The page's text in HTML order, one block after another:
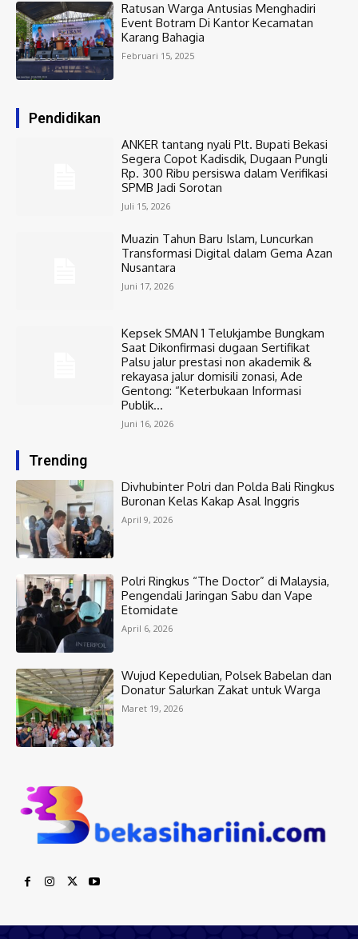
Ratusan Warga Antusias Menghadiri
Event Botram Di Kantor Kecamatan
Karang Bahagia
Februari 15, 2025
Pendidikan
ANKER tantang nyali Plt. Bupati Bekasi
Segera Copot Kadisdik, Dugaan Pungli
Rp. 300 Ribu persiswa dalam Verifikasi
SPMB Jadi Sorotan
Juli 15, 2026
Muazin Tahun Baru Islam, Luncurkan
Transformasi Digital dalam Gema Azan
Nusantara
Juni 17, 2026
Kepsek SMAN 1 Telukjambe Bungkam
Saat Dikonfirmasi dugaan Sertifikat
Palsu jalur prestasi non akademik &
rekayasa jalur domisili zonasi, Ade
Gentong: “Keterbukaan Informasi
Publik...
Juni 16, 2026
Trending
Divhubinter Polri dan Polda Bali Ringkus
Buronan Kelas Kakap Asal Inggris
April 9, 2026
Polri Ringkus “The Doctor” di Malaysia,
Pengendali Jaringan Sabu dan Vape
Etomidate
April 6, 2026
Wujud Kepedulian, Polsek Babelan dan
Donatur Salurkan Zakat untuk Warga
Maret 19, 2026